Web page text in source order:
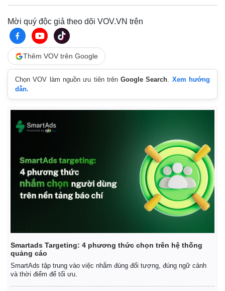
Quan sát
E-Magazine
Infographic
Mời quý độc giả theo dõi VOV.VN trên
Thêm VOV trên Google
Chọn VOV làm nguồn ưu tiên trênGoogle Search. Xem hướng
dẫn.
Smartads Targeting: 4 phương thức chọn trên hệ thống
quảng cáo
SmartAds tập trung vào việc nhắm đúng đối tượng, đúng ngữ cảnh
và thời điểm để tối ưu.